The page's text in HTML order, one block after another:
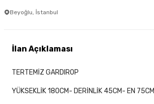
Beyoğlu, İstanbul
İlan Açıklaması
TERTEMİZ GARDIROP
YÜKSEKLİK 180CM- DERİNLİK 45CM- EN 75CM